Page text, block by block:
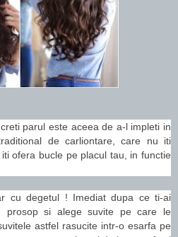
parul este aceea de a-l impleti in
de carliontare, care nu iti
ofera bucle pe placul tau, in functie
cu degetul ! Imediat dupa ce ti-ai
prosop si alege suvite pe care le
astfel rasucite intr-o esarfa pe